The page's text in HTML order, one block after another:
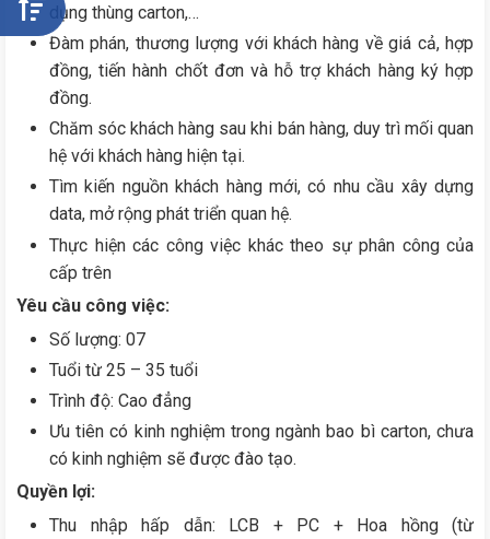
dụng thùng carton,…
Đàm phán, thương lượng với khách hàng về giá cả, hợp
đồng, tiến hành chốt đơn và hỗ trợ khách hàng ký hợp
đồng.
Chăm sóc khách hàng sau khi bán hàng, duy trì mối quan
hệ với khách hàng hiện tại.
Tìm kiến nguồn khách hàng mới, có nhu cầu xây dựng
data, mở rộng phát triển quan hệ.
Thực hiện các công việc khác theo sự phân công của
cấp trên
Yêu cầu công việc:
Số lượng: 07
Tuổi từ 25 – 35 tuổi
Trình độ: Cao đẳng
Ưu tiên có kinh nghiệm trong ngành bao bì carton, chưa
có kinh nghiệm sẽ được đào tạo.
Quyền lợi:
Thu nhập hấp dẫn: LCB + PC + Hoa hồng (từ